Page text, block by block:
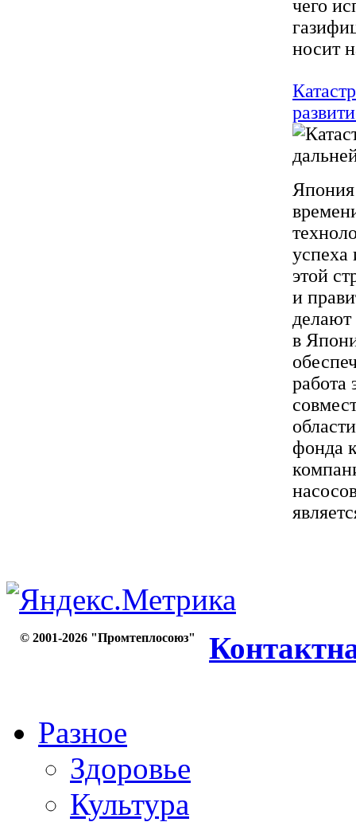
чего
носит
Япония
успеха
этой
и
делают
в
работа
фонда
© 2001-2026 "Промтеплосоюз"
Разное
Здоровье
Культура